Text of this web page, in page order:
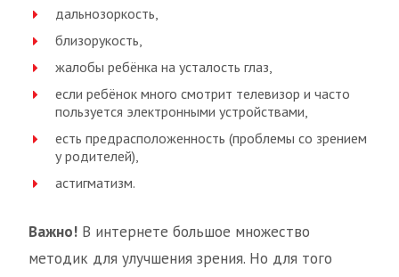
дальнозоркость,
близорукость,
жалобы ребёнка на усталость глаз,
если ребёнок много смотрит телевизор и часто
пользуется электронными устройствами,
есть предрасположенность (проблемы со зрением
у родителей),
астигматизм.
Важно! В интернете большое множество
методик для улучшения зрения. Но для того